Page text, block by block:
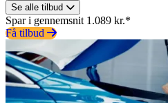
Se alle tilbud
Spar i gennemsnit 1.089 kr.*
Få tilbud